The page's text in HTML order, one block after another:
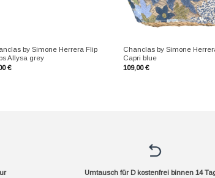
by Simone Herrera Flip
Allysa grey
€
Chanclas by Simone
Capri blue
109,00€
Umtausch für D kostenfrei binnen 14